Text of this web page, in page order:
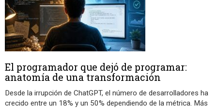
El programador que dejó de programar:
anatomía de una transformación
Desde la irrupción de ChatGPT, el número de desarrolladores ha
crecido entre un 18% y un 50% dependiendo de la métrica. Más